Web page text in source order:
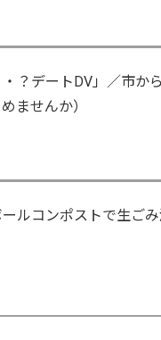
？デートDV」／市か
ませんか）
ルコンポストで生ご